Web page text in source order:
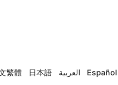
繁體 日本語 العربية Español